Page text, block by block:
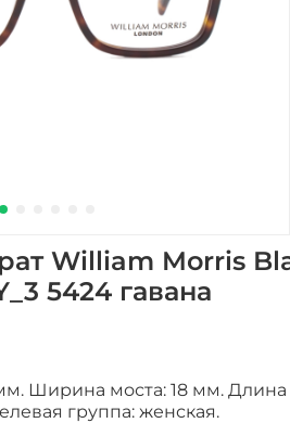
William Morris
5424 гавана
Ширина моста: 18 мм. Длина
группа: женская.